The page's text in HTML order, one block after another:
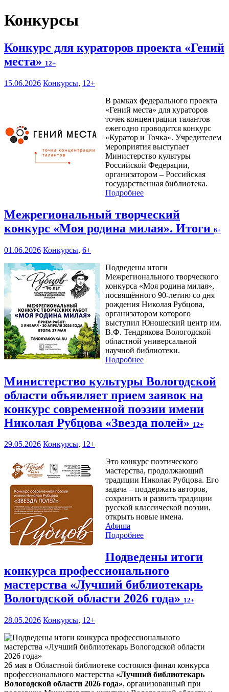
Конкурсы
Конкурс для кураторов проекта «Гений
места» 12+
15.06.2026 Конкурсы, 12+
В рамках федерального проекта
«Гений места» для кураторов
точек концентрации талантов
ежегодно проводится конкурс
«Куратор и Точка». Учредителем
мероприятия выступает
Министерство культуры
Российской Федерации,
организатором – Российская
государственная библиотека.
Подробнее
Межрегиональный творческий
конкурс «Моя родина милая». Итоги 6+
01.06.2026 Конкурсы, 6+
Подведены итоги
Межрегионального творческого
конкурса «Моя родина милая»,
посвящённого 90-летию со дня
рождения Николая Рубцова,
организатором которого
выступил Юношеский центр им.
В.Ф. Тендрякова Вологодской
областной универсальной
научной библиотеки.
Подробнее
Министерство культуры Вологодской
области объявляет прием заявок на
конкурс современной поэзии имени
Николая Рубцова «Звезда полей» 12+
29.05.2026 Конкурсы, 12+
Это конкурс поэтического
мастерства, продолжающий
традиции Николая Рубцова. Его
задача – поддержать авторов,
сохранить и развить традиции
русской классической поэзии,
открыть новые имена.
Афиша
Подробнее
Подведены итоги
конкурса профессионального
мастерства «Лучший библиотекарь
Вологодской области 2026 года» 12+
28.05.2026 Конкурсы, 12+
26 мая в Областной библиотеке состоялся финал конкурса
профессионального мастерства «Лучший библиотекарь
Вологодской области 2026 года», организованный при